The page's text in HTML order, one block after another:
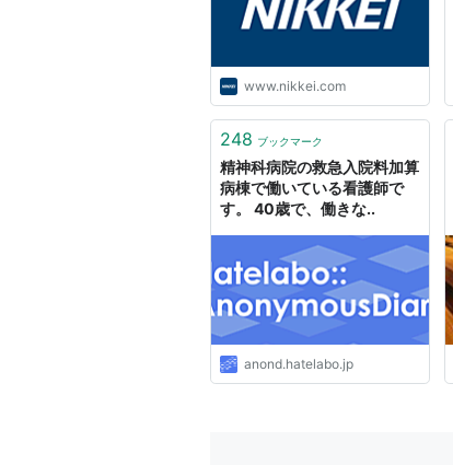
www.nikkei.com
248 ブックマーク
精神科病院の救急入院料加算
病棟で働いている看護師で
す。 40歳で、働きな..
anond.hatelabo.jp